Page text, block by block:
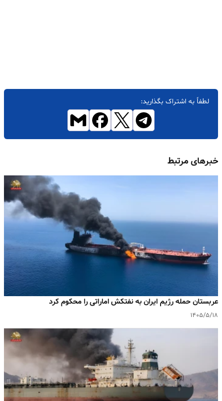
لطفاً به اشتراک بگذارید:
خبرهای مرتبط
عربستان حمله رژیم ایران به نفتکش اماراتی را محکوم کرد
۱۴۰۵/۵/۱۸